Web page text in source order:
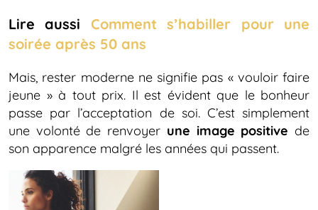
Lire aussi Comment s’habiller pour une
soirée après 50 ans
Mais, rester moderne ne signifie pas « vouloir faire
jeune » à tout prix. Il est évident que le bonheur
passe par l’acceptation de soi. C’est simplement
une volonté de renvoyer une image positive de
son apparence malgré les années qui passent.